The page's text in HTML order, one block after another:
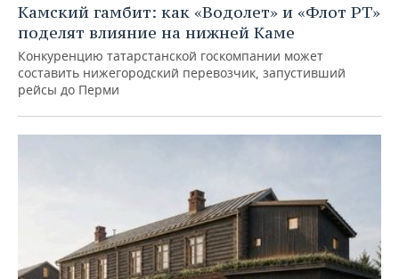
Камский гамбит: как «Водолет» и «Флот РТ»
поделят влияние на нижней Каме
Конкуренцию татарстанской госкомпании может
составить нижегородский перевозчик, запустивший
рейсы до Перми